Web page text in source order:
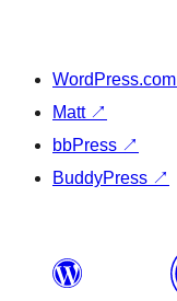
WordPress.com
Matt ↗
bbPress ↗
BuddyPress ↗